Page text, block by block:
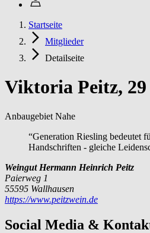
Startseite
Mitglieder
Detailseite
Viktoria Peitz, 29
Anbaugebiet Nahe
“Generation Riesling bedeutet
Handschriften - gleiche
Weingut Hermann Heinrich Peitz
Paierweg 1
55595 Wallhausen
https://www.peitzwein.de
Social Media &